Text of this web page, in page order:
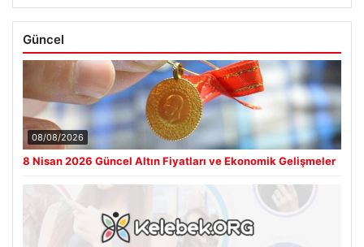
Güncel
08/08/2026
8 Nisan 2026 Güncel Altın Fiyatları ve Ekonomik Gelişmeler